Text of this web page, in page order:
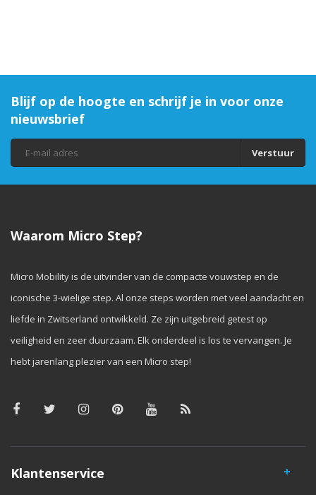
Blijf op de hoogte en schrijf je in voor onze
nieuwsbrief
Verstuur
Waarom Micro Step?
Micro Mobility is de uitvinder van de compacte vouwstep en de
iconische 3-wielige step. Al onze steps worden met veel aandacht en
liefde in Zwitserland ontwikkeld. Ze zijn uitgebreid getest op
veiligheid en zeer duurzaam. Elk onderdeel is los te vervangen. Je
hebt jarenlang plezier van een Micro step!
Klantenservice